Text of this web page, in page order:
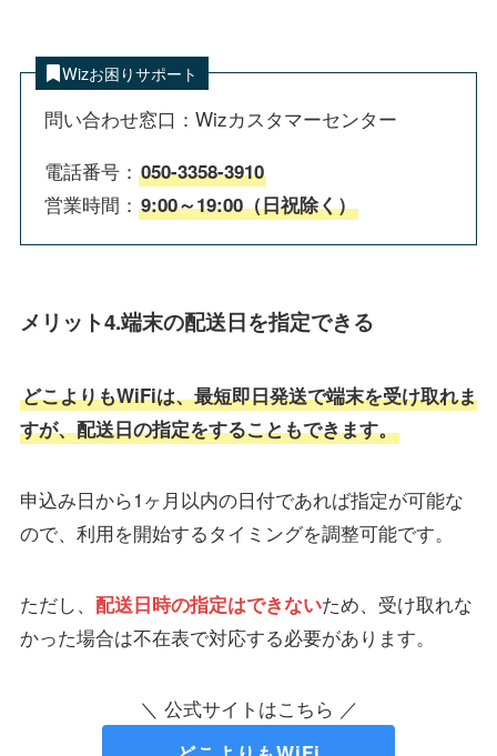
Wizお困りサポート
問い合わせ窓口：Wizカスタマーセンター
電話番号：050-3358-3910
営業時間：9:00～19:00（日祝除く）
メリット4.端末の配送日を指定できる
どこよりもWiFiは、最短即日発送で端末を受け取れま
すが、配送日の指定をすることもできます。
申込み日から1ヶ月以内の日付であれば指定が可能な
ので、利用を開始するタイミングを調整可能です。
ただし、 配送日時の指定はできないため、受け取れな
かった場合は不在表で対応する必要があります。
＼ 公式サイトはこちら ／